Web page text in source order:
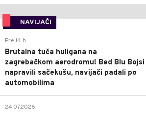
NAVIJAČI
Pre 14 h
Brutalna tuča huligana na
zagrebačkom aerodromu! Bed Blu Bojsi
napravili sačekušu, navijači padali po
automobilima
24.07.2026.